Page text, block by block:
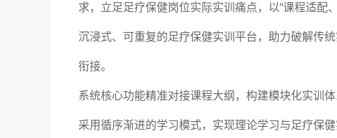
求，立足足疗保健岗位实际实训痛点，以“课程适配
沉浸式、可重复的足疗保健实训平台，助力破解传
衔接。
系统核心功能精准对接课程大纲，构建模块化实训
采用循序渐进的学习模式，实现理论学习与足疗保